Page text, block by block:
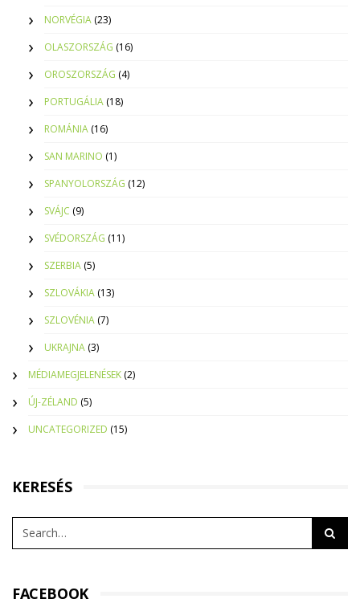
NORVÉGIA (23)
OLASZORSZÁG (16)
OROSZORSZÁG (4)
PORTUGÁLIA (18)
ROMÁNIA (16)
SAN MARINO (1)
SPANYOLORSZÁG (12)
SVÁJC (9)
SVÉDORSZÁG (11)
SZERBIA (5)
SZLOVÁKIA (13)
SZLOVÉNIA (7)
UKRAJNA (3)
MÉDIAMEGJELENÉSEK (2)
ÚJ-ZÉLAND (5)
UNCATEGORIZED (15)
KERESÉS
FACEBOOK